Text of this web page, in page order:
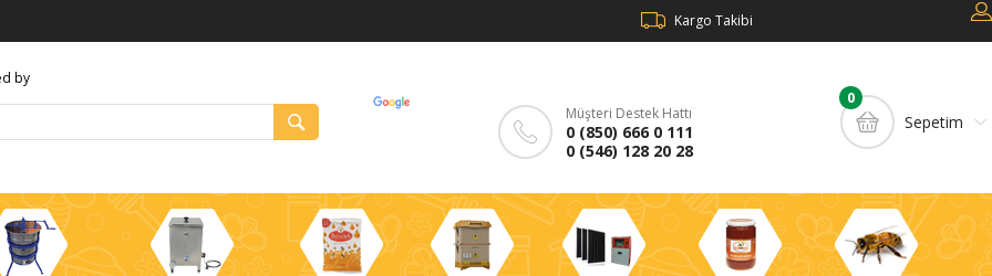
Kargo Takibi
Müşteri Destek Hattı
0 (850) 666 0 111
0 (546) 128 20 28
by
Sepetim
0